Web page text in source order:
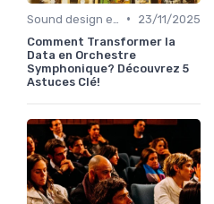
•
23/11/2025
Comment Transformer la
Data en Orchestre
Symphonique? Découvrez 5
Astuces Clé!